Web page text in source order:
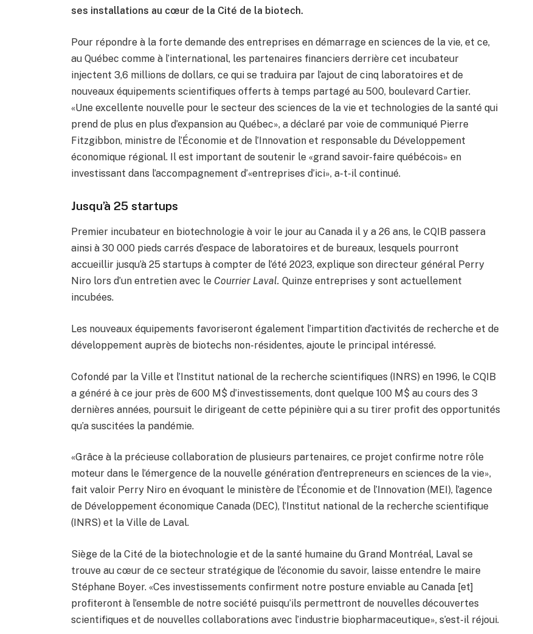
ses installations au cœur de la Cité de la biotech.
Pour répondre à la forte demande des entreprises en démarrage en sciences de la vie, et ce,
au Québec comme à l’international, les partenaires financiers derrière cet incubateur
injectent 3,6 millions de dollars, ce qui se traduira par l’ajout de cinq laboratoires et de
nouveaux équipements scientifiques offerts à temps partagé au 500, boulevard Cartier.
«Une excellente nouvelle pour le secteur des sciences de la vie et technologies de la santé qui
prend de plus en plus d’expansion au Québec», a déclaré par voie de communiqué Pierre
Fitzgibbon, ministre de l’Économie et de l’Innovation et responsable du Développement
économique régional. Il est important de soutenir le «grand savoir-faire québécois» en
investissant dans l’accompagnement d’«entreprises d’ici», a-t-il continué.
Jusqu’à 25 startups
Premier incubateur en biotechnologie à voir le jour au Canada il y a 26 ans, le CQIB passera
ainsi à 30 000 pieds carrés d’espace de laboratoires et de bureaux, lesquels pourront
accueillir jusqu’à 25 startups à compter de l’été 2023, explique son directeur général Perry
Niro lors d’un entretien avec le Courrier Laval.Quinze entreprises y sont actuellement
incubées.
Les nouveaux équipements favoriseront également l’impartition d’activités de recherche et de
développement auprès de biotechs non-résidentes, ajoute le principal intéressé.
Cofondé par la Ville et l’Institut national de la recherche scientifiques (INRS) en 1996, le CQIB
a généré à ce jour près de 600 M$ d’investissements, dont quelque 100 M$ au cours des 3
dernières années, poursuit le dirigeant de cette pépinière qui a su tirer profit des opportunités
qu’a suscitées la pandémie.
«Grâce à la précieuse collaboration de plusieurs partenaires, ce projet confirme notre rôle
moteur dans le l’émergence de la nouvelle génération d’entrepreneurs en sciences de la vie»,
fait valoir Perry Niro en évoquant le ministère de l’Économie et de l’Innovation (MEI), l’agence
de Développement économique Canada (DEC), l’Institut national de la recherche scientifique
(INRS) et la Ville de Laval.
Siège de la Cité de la biotechnologie et de la santé humaine du Grand Montréal, Laval se
trouve au cœur de ce secteur stratégique de l’économie du savoir, laisse entendre le maire
Stéphane Boyer. «Ces investissements confirment notre posture enviable au Canada [et]
profiteront à l’ensemble de notre société puisqu’ils permettront de nouvelles découvertes
scientifiques et de nouvelles collaborations avec l’industrie biopharmaceutique», s’est-il réjoui.